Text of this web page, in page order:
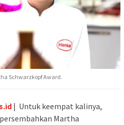
Schwarzkopf Award.
| Untuk keempat kalinya,
Martha